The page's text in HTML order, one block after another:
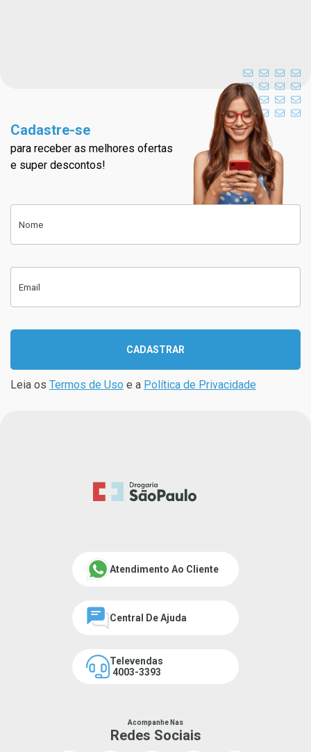
Cadastre-se na nossa
Cadastre-se
para receber as melhores ofertas
e super descontos!
Nome
Email
CADASTRAR
Leia os Termos de Uso e a Política de Privacidade
Atendimento Ao Cliente
Central De Ajuda
Televendas
4003-3393
Acompanhe Nas
Redes Sociais